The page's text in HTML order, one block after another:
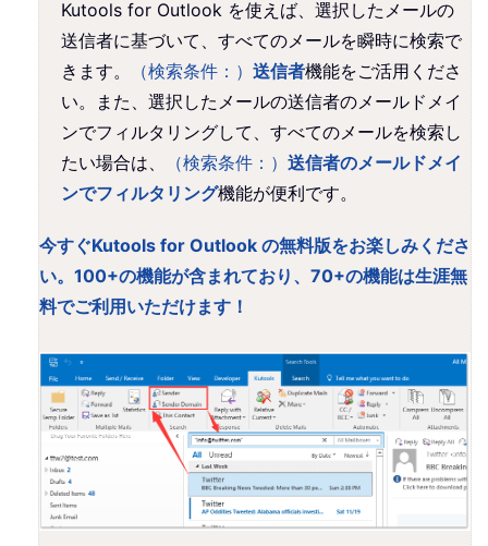
Kutools for Outlook を使えば、選択したメールの
送信者に基づいて、すべてのメールを瞬時に検索で
きます。
（検索条件：） 送信者機能をご活用くださ
い。また、選択したメールの送信者のメールドメイ
ンでフィルタリングして、すべてのメールを検索し
たい場合は、
（検索条件：） 送信者のメールドメイ
ンでフィルタリング機能が便利です。
今すぐKutools for Outlook の無料版をお楽しみくださ
い。100+の機能が含まれており、70+の機能は生涯無
料でご利用いただけます！